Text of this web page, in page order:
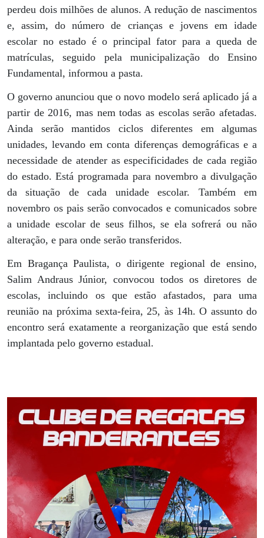
perdeu dois milhões de alunos. A redução de nascimentos
e, assim, do número de crianças e jovens em idade
escolar no estado é o principal fator para a queda de
matrículas, seguido pela municipalização do Ensino
Fundamental, informou a pasta.
O governo anunciou que o novo modelo será aplicado já a
partir de 2016, mas nem todas as escolas serão afetadas.
Ainda serão mantidos ciclos diferentes em algumas
unidades, levando em conta diferenças demográficas e a
necessidade de atender as especificidades de cada região
do estado. Está programada para novembro a divulgação
da situação de cada unidade escolar. Também em
novembro os pais serão convocados e comunicados sobre
a unidade escolar de seus filhos, se ela sofrerá ou não
alteração, e para onde serão transferidos.
Em Bragança Paulista, o dirigente regional de ensino,
Salim Andraus Júnior, convocou todos os diretores de
escolas, incluindo os que estão afastados, para uma
reunião na próxima sexta-feira, 25, às 14h. O assunto do
encontro será exatamente a reorganização que está sendo
implantada pelo governo estadual.